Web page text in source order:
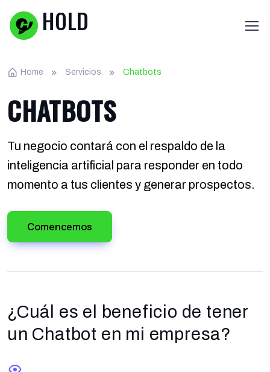
HOLD
Home Servicios Chatbots
CHATBOTS
Tu negocio contará con el respaldo de la
inteligencia artificial para responder en todo
momento a tus clientes y generar prospectos.
Comencemos
¿Cuál es el beneficio de tener
un Chatbot en mi empresa?